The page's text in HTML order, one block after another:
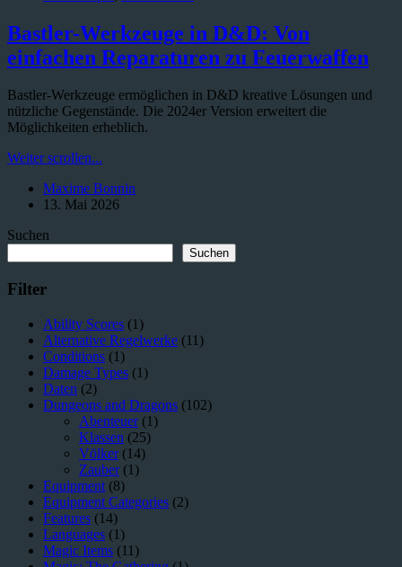
Bastler-Werkzeuge in D&D: Von
einfachen Reparaturen zu Feuerwaffen
Bastler-Werkzeuge ermöglichen in D&D kreative Lösungen und
nützliche Gegenstände. Die 2024er Version erweitert die
Möglichkeiten erheblich.
Weiter scrollen...
in
D&D:
Maxime Bonnin
13. Mai 2026
Suchen
Suchen
Filter
Ability Scores (1)
Alternative Regelwerke (11)
Conditions (1)
Damage Types (1)
Daten (2)
Dungeons and Dragons (102)
Abenteuer(1)
Klassen (25)
Völker(14)
Zauber(1)
Equipment (8)
Equipment Categories (2)
Features (14)
Languages (1)
Magic Items (11)